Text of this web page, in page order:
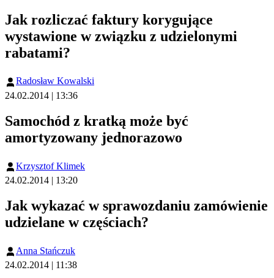
Jak rozliczać faktury korygujące
wystawione w związku z udzielonymi
rabatami?
Radosław Kowalski
24.02.2014 | 13:36
Samochód z kratką może być
amortyzowany jednorazowo
Krzysztof Klimek
24.02.2014 | 13:20
Jak wykazać w sprawozdaniu zamówienie
udzielane w częściach?
Anna Stańczuk
24.02.2014 | 11:38